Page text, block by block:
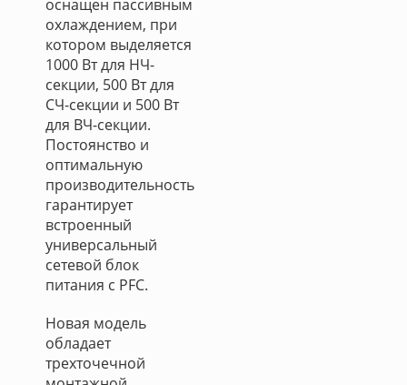
оснащен пассивным
охлаждением, при
котором выделяется
1000 Вт для НЧ-
секции, 500 Вт для
СЧ-секции и 500 Вт
для ВЧ-секции.
Постоянство и
оптимальную
производительность
гарантирует
встроенный
универсальный
сетевой блок
питания с PFC.
Новая модель
обладает
трехточечной